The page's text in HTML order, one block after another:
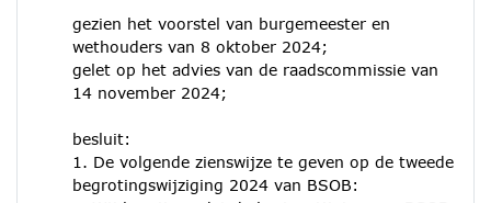
gezien het voorstel van burgemeester en
wethouders van 8 oktober 2024;
gelet op het advies van de raadscommissie van
14 november 2024;
besluit:
1. De volgende zienswijze te geven op de tweede
begrotingswijziging 2024 van BSOB: